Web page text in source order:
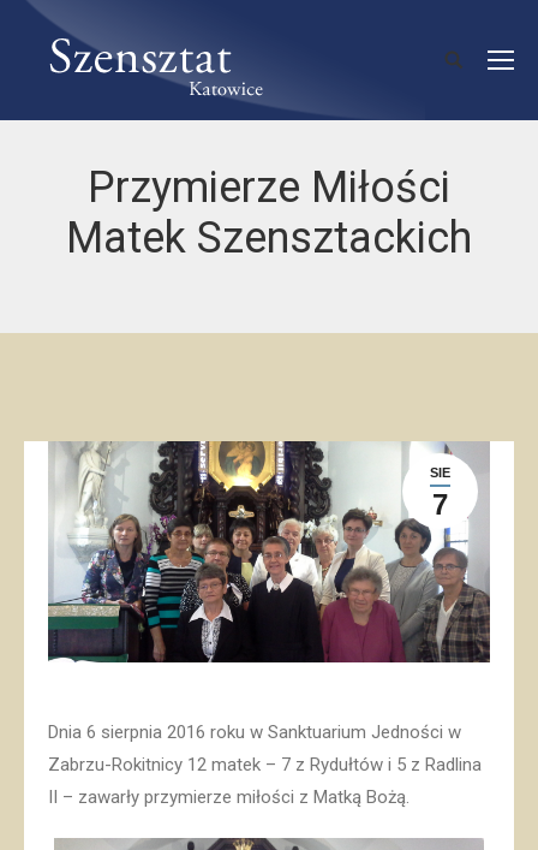
Przymierze Miłości
Matek Szensztackich
SIE
7
Dnia 6 sierpnia 2016 roku w Sanktuarium Jedności w
Zabrzu-Rokitnicy 12 matek – 7 z Rydułtów i 5 z Radlina
II – zawarły przymierze miłości z Matką Bożą.